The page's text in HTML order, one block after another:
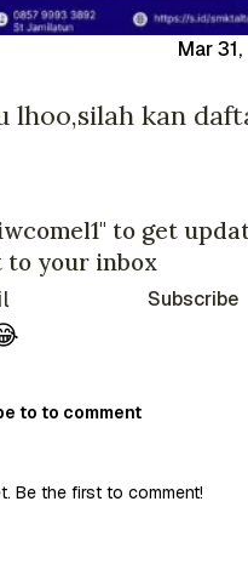
Mar
lhoo,silah kan
to get
to your inbox
Subscribe
to to comment
Be the first to comment!